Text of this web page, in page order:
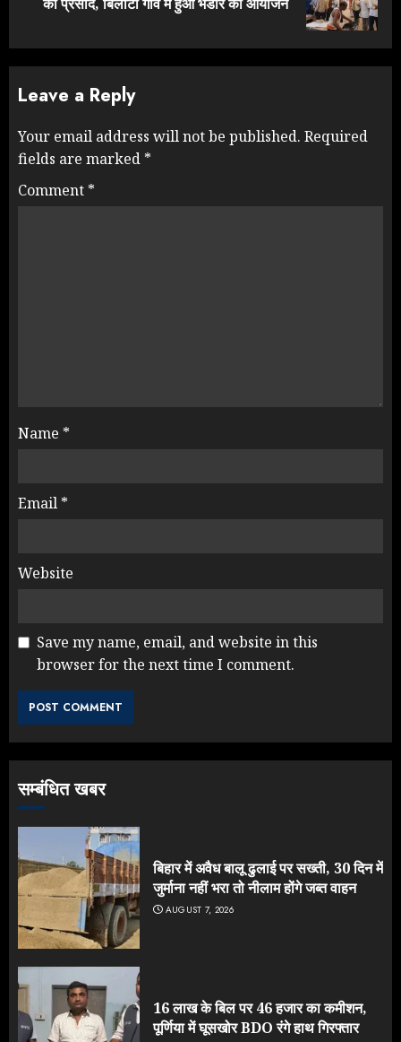
post:
Leave a Reply
Your email address will not be published. Required
fields are marked *
Comment *
Name *
Email *
Website
Save my name, email, and website in this
browser for the next time I comment.
सम्बंधित खबर
बिहार में अवैध बालू ढुलाई पर सख्ती, 30 दिन में
जुर्माना नहीं भरा तो नीलाम होंगे जब्त वाहन
AUGUST 7, 2026
16 लाख के बिल पर 46 हजार का कमीशन,
पूर्णिया में घूसखोर BDO रंगे हाथ गिरफ्तार